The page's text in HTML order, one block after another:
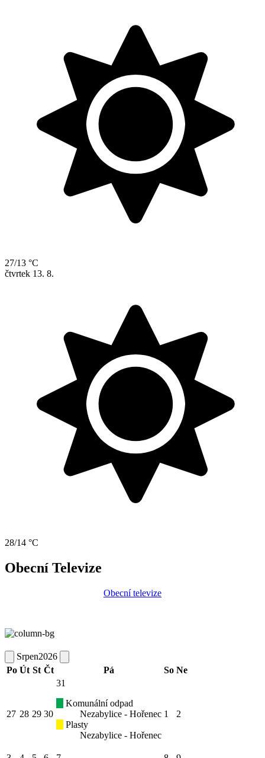
27/13 °C
čtvrtek 13. 8.
28/14 °C
Obecní Televize
Obecní televize
Srpen2026
Po Út St Čt Pá So Ne
27 28 29 30
31
Komunální odpad
Nezabylice - Hořenec
Plasty
Nezabylice - Hořenec
1 2